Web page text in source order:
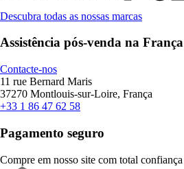
Descubra todas as nossas marcas
Assistência pós-venda na França
Contacte-nos
11 rue Bernard Maris
37270 Montlouis-sur-Loire, França
+33 1 86 47 62 58
Pagamento seguro
Compre em nosso site com total confiança